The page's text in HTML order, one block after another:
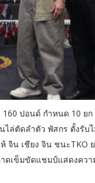
ปอนด์ กำหนด 10 ย
ไล่ตัดลำตัว พัสกร ตั้งรับ
จิน เชียง จิน ชนะTKO
ดเข็มขัดแชมป์แสดงคว